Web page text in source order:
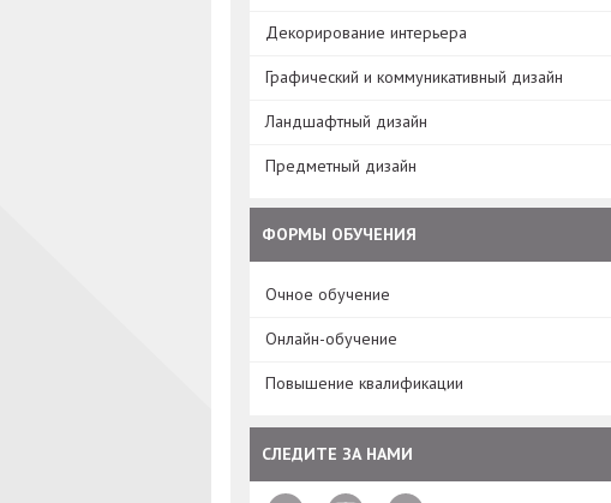
Декорирование интерьера
Графический и коммуникативный дизайн
Ландшафтный дизайн
Предметный дизайн
ФОРМЫ ОБУЧЕНИЯ
Очное обучение
Онлайн-обучение
Повышение квалификации
СЛЕДИТЕ ЗА НАМИ